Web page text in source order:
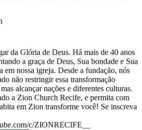
da Glória de Deus. Há mais de 40 anos
a graça de Deus, Sua bondade e Sua
em nossa igreja. Desde a fundação, nós
não restringir essa transformação
alcançar nações e diferentes culturas.
a Zion Church Recife, e permita com
em Zion transforme você! Se inscreva
c/ZIONRECIFE__